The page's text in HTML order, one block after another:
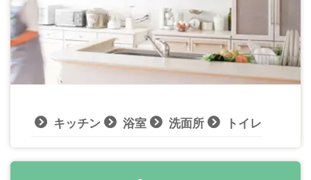
キッチン 浴室 洗面所 トイレ